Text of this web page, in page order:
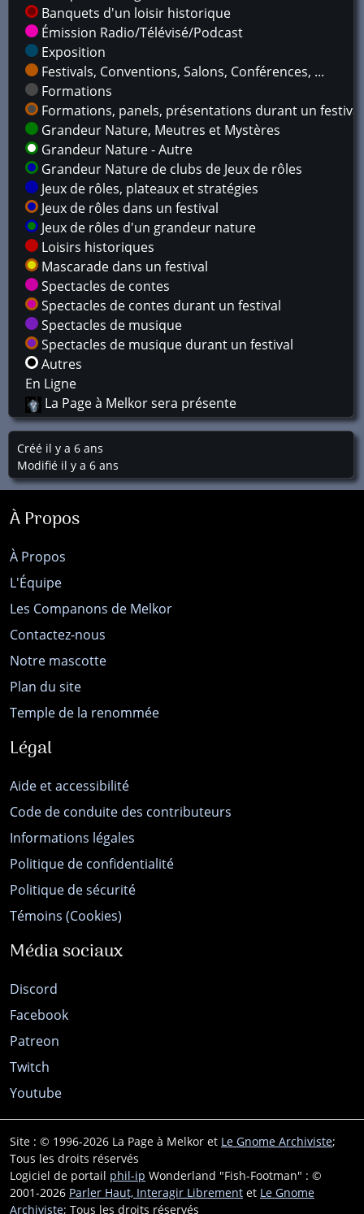
Banquets d'un loisir historique
Émission Radio/Télévisé/Podcast
Exposition
Festivals, Conventions, Salons, Conférences, ...
Formations
Formations, panels, présentations durant un festival
Grandeur Nature, Meutres et Mystères
Grandeur Nature - Autre
Grandeur Nature de clubs de Jeux de rôles
Jeux de rôles, plateaux et stratégies
Jeux de rôles dans un festival
Jeux de rôles d'un grandeur nature
Loisirs historiques
Mascarade dans un festival
Spectacles de contes
Spectacles de contes durant un festival
Spectacles de musique
Spectacles de musique durant un festival
Autres
En Ligne
La Page à Melkor sera présente
Créé il y a 6 ans
Modifié il y a 6 ans
À Propos
À Propos
L'Équipe
Les Companons de Melkor
Contactez-nous
Notre mascotte
Plan du site
Temple de la renommée
Légal
Aide et accessibilité
Code de conduite des contributeurs
Informations légales
Politique de confidentialité
Politique de sécurité
Témoins (Cookies)
Média sociaux
Discord
Facebook
Patreon
Twitch
Youtube
Site : © 1996-2026 La Page à Melkor et Le Gnome Archiviste;
Tous les droits réservés
Logiciel de portail phil-ip Wonderland "Fish-Footman" : ©
2001-2026 Parler Haut, Interagir Librement et Le Gnome
Archiviste; Tous les droits réservés